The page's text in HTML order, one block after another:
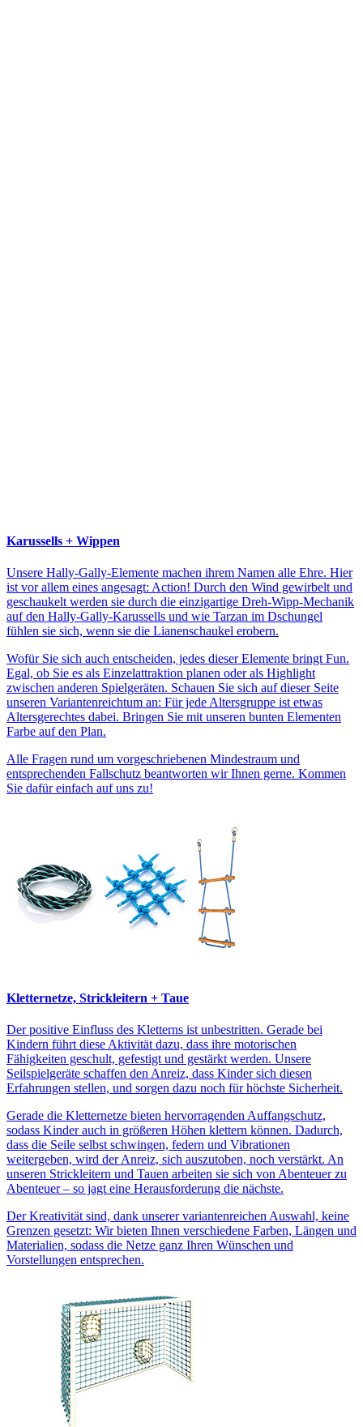
Karussells + Wippen
Unsere Hally-Gally-Elemente machen ihrem Namen alle Ehre. Hier
ist vor allem eines angesagt: Action! Durch den Wind gewirbelt und
geschaukelt werden sie durch die einzigartige Dreh-Wipp-Mechanik
auf den Hally-Gally-Karussells und wie Tarzan im Dschungel
fühlen sie sich, wenn sie die Lianenschaukel erobern.
Wofür Sie sich auch entscheiden, jedes dieser Elemente bringt Fun.
Egal, ob Sie es als Einzelattraktion planen oder als Highlight
zwischen anderen Spielgeräten. Schauen Sie sich auf dieser Seite
unseren Variantenreichtum an: Für jede Altersgruppe ist etwas
Altersgerechtes dabei. Bringen Sie mit unseren bunten Elementen
Farbe auf den Plan.
Alle Fragen rund um vorgeschriebenen Mindestraum und
entsprechenden Fallschutz beantworten wir Ihnen gerne. Kommen
Sie dafür einfach auf uns zu!
Kletternetze, Strickleitern + Taue
Der positive Einfluss des Kletterns ist unbestritten. Gerade bei
Kindern führt diese Aktivität dazu, dass ihre motorischen
Fähigkeiten geschult, gefestigt und gestärkt werden. Unsere
Seilspielgeräte schaffen den Anreiz, dass Kinder sich diesen
Erfahrungen stellen, und sorgen dazu noch für höchste Sicherheit.
Gerade die Kletternetze bieten hervorragenden Auffangschutz,
sodass Kinder auch in größeren Höhen klettern können. Dadurch,
dass die Seile selbst schwingen, federn und Vibrationen
weitergeben, wird der Anreiz, sich auszutoben, noch verstärkt. An
unseren Strickleitern und Tauen arbeiten sie sich von Abenteuer zu
Abenteuer – so jagt eine Herausforderung die nächste.
Der Kreativität sind, dank unserer variantenreichen Auswahl, keine
Grenzen gesetzt: Wir bieten Ihnen verschiedene Farben, Längen und
Materialien, sodass die Netze ganz Ihren Wünschen und
Vorstellungen entsprechen.